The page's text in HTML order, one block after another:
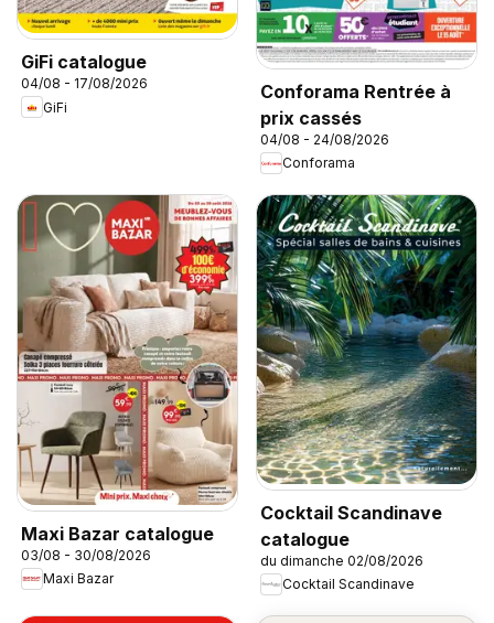
GiFi catalogue
04/08 - 17/08/2026
GiFi
Conforama Rentrée à
prix cassés
04/08 - 24/08/2026
Conforama
Maxi Bazar catalogue
03/08 - 30/08/2026
Maxi Bazar
Cocktail Scandinave
catalogue
du dimanche 02/08/2026
Cocktail Scandinave